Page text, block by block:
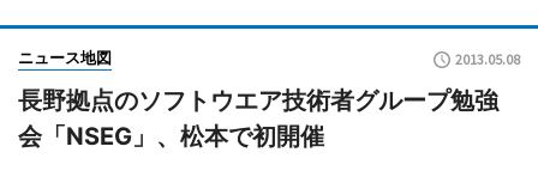
ニュース地図 2013.05.08
長野拠点のソフトウエア技術者グループ勉強
会「NSEG」、松本で初開催